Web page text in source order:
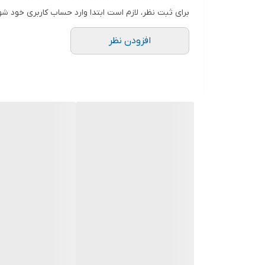
برای ثبت نظر، لازم است ابتدا وارد حساب کاربری خود
افزودن نظر